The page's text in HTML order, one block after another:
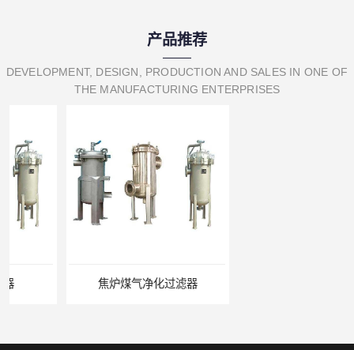
产品推荐
DEVELOPMENT, DESIGN, PRODUCTION AND SALES IN ONE OF
THE MANUFACTURING ENTERPRISES
焦炉煤气净化过滤器 氨气精密过滤器 氨气专用过滤器